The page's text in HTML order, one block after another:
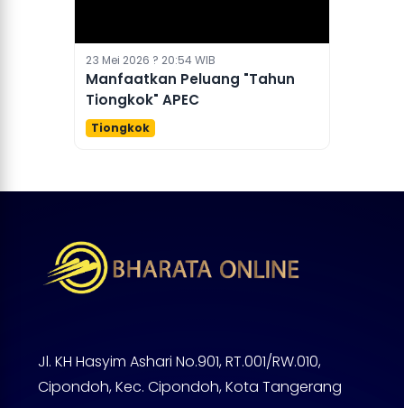
23 Mei 2026 ? 20:54 WIB
Manfaatkan Peluang "Tahun
Tiongkok" APEC
Tiongkok
Jl. KH Hasyim Ashari No.901, RT.001/RW.010,
Cipondoh, Kec. Cipondoh, Kota Tangerang